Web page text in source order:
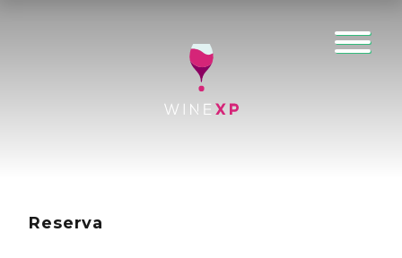
Reserva